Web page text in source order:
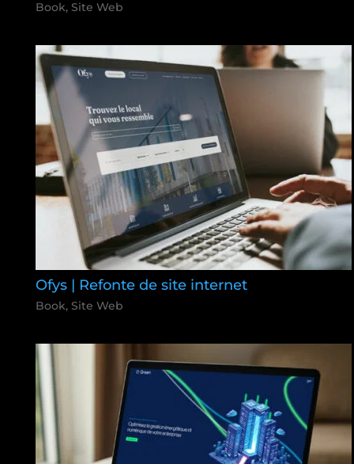
Book, Site Web
Ofys | Refonte de site internet
Book, Site Web